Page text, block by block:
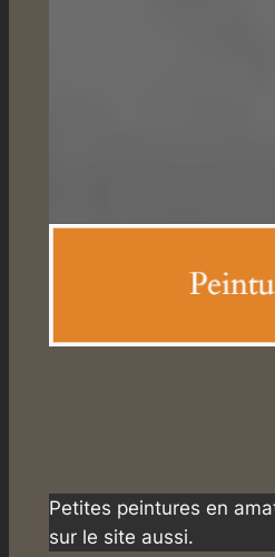
Petites peintures en
sur le site aussi.